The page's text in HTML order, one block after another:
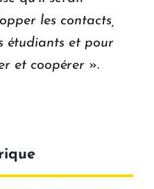
les contacts,
étudiants et pour
et coopérer ».